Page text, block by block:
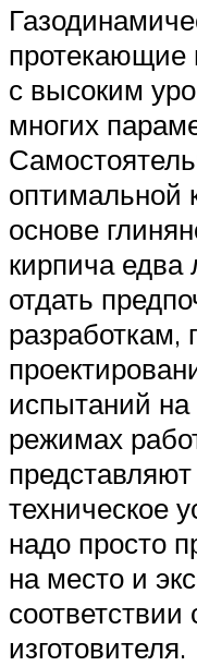
протекающие
с высоким
многих
оптимальной
основе
кирпича едва
отдать
испытаний
режимах
техническое
надо просто
на место и
изготовителя.